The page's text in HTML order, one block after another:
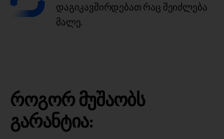
დაგიკავშირდებათ რაც შეიძლება
მალე.
როგორ მუშაობს
გარანტია: